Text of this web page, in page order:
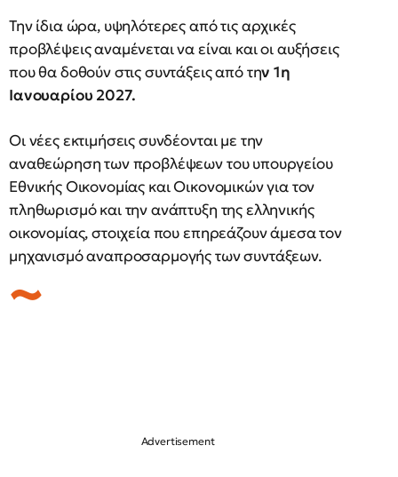
Την ίδια ώρα, υψηλότερες από τις αρχικές
προβλέψεις αναμένεται να είναι και οι αυξήσεις
που θα δοθούν στις συντάξεις από την 1η
Ιανουαρίου 2027.
Οι νέες εκτιμήσεις συνδέονται με την
αναθεώρηση των προβλέψεων του υπουργείου
Εθνικής Οικονομίας και Οικονομικών για τον
πληθωρισμό και την ανάπτυξη της ελληνικής
οικονομίας, στοιχεία που επηρεάζουν άμεσα τον
μηχανισμό αναπροσαρμογής των συντάξεων.